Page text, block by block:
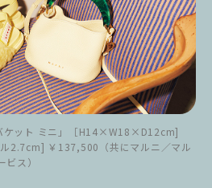
ケット ミニ」［H14×W18×D12cm]
2.7cm] ￥137,500（共にマルニ／マル
ス）